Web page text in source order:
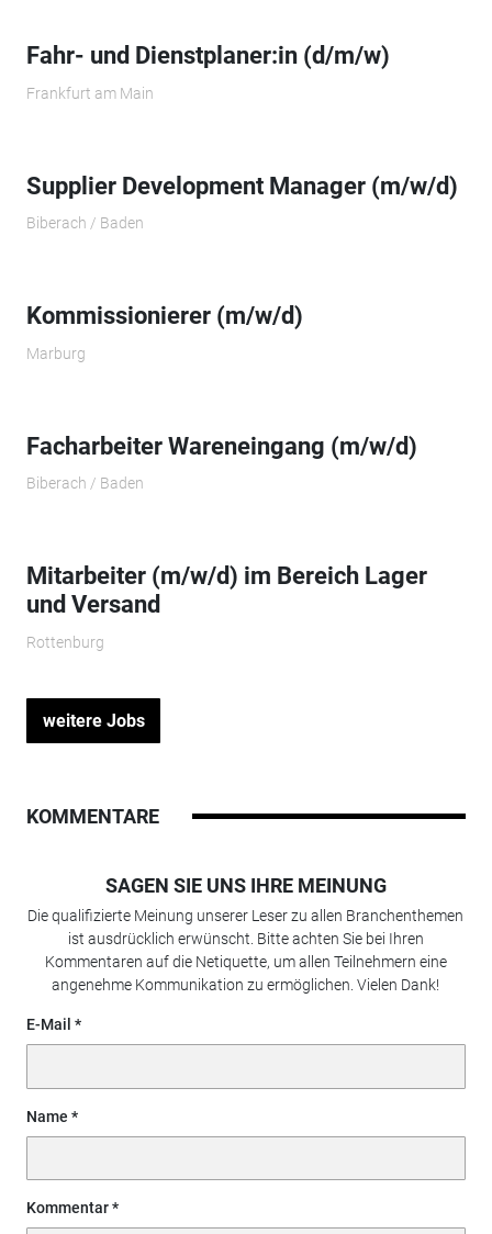
Fahr- und Dienstplaner:in (d/m/w)
Frankfurt am Main
Supplier Development Manager (m/w/d)
Biberach / Baden
Kommissionierer (m/w/d)
Marburg
Facharbeiter Wareneingang (m/w/d)
Biberach / Baden
Mitarbeiter (m/w/d) im Bereich Lager
und Versand
Rottenburg
weitere Jobs
KOMMENTARE
SAGEN SIE UNS IHRE MEINUNG
Die qualifizierte Meinung unserer Leser zu allen Branchenthemen
ist ausdrücklich erwünscht. Bitte achten Sie bei Ihren
Kommentaren auf die Netiquette, um allen Teilnehmern eine
angenehme Kommunikation zu ermöglichen. Vielen Dank!
E-Mail
Name
Kommentar